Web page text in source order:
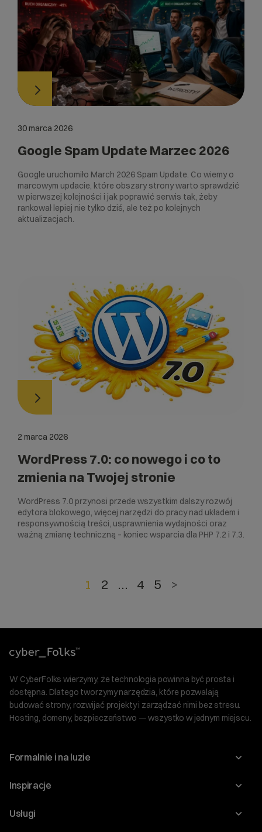
30 marca 2026
Google Spam Update Marzec 2026
Google uruchomiło March 2026 Spam Update. Co wiemy o
marcowym updacie, które obszary strony warto sprawdzić
w pierwszej kolejności i jak poprawić serwis tak, żeby
rankował lepiej nie tylko dziś, ale też po kolejnych
aktualizacjach.
2 marca 2026
WordPress 7.0: co nowego i co to
zmienia na Twojej stronie
WordPress 7.0 przynosi przede wszystkim dalszy rozwój
edytora blokowego, więcej narzędzi do pracy nad układem i
responsywnością treści, usprawnienia wydajności oraz
ważną zmianę techniczną – koniec wsparcia dla PHP 7.2 i 7.3.
1 2 … 4 5 >
W CyberFolks wierzymy, że technologia powinna być prosta i
dostępna. Dlatego tworzymy narzędzia, które pozwalają
budować strony, rozwijać projekty i zarządzać nimi bez stresu.
Hosting, domeny, bezpieczeństwo — wszystko w jednym miejscu.
Formalnie i na luzie
O nas
Program Korzyści dla Inwestorów
Inspiracje
Blog
Usługi